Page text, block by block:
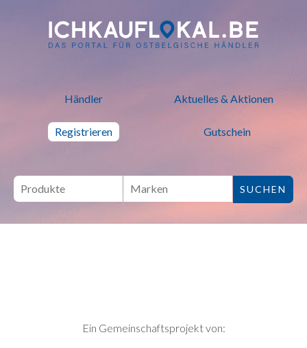
ich kauf lokal - Bei lokalen
Händler Aktuelles & Aktionen
Registrieren Gutschein
SEITENFUSSEin Gemeinschaftsprojekt von: